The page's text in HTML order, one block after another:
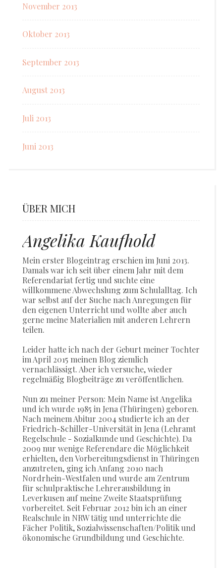
November 2013
Oktober 2013
September 2013
August 2013
Juli 2013
Juni 2013
ÜBER MICH
Angelika Kaufhold
Mein erster Blogeintrag erschien im Juni 2013.
Damals war ich seit über einem Jahr mit dem
Referendariat fertig und suchte eine
willkommene Abwechslung zum Schulalltag. Ich
war selbst auf der Suche nach Anregungen für
den eigenen Unterricht und wollte aber auch
gerne meine Materialien mit anderen Lehrern
teilen.
Leider hatte ich nach der Geburt meiner Tochter
im April 2015 meinen Blog ziemlich
vernachlässigt. Aber ich versuche, wieder
regelmäßig Blogbeiträge zu veröffentlichen.
Nun zu meiner Person: Mein Name ist Angelika
und ich wurde 1985 in Jena (Thüringen) geboren.
Nach meinem Abitur 2004 studierte ich an der
Friedrich-Schiller-Universität in Jena (Lehramt
Regelschule - Sozialkunde und Geschichte). Da
2009 nur wenige Referendare die Möglichkeit
erhielten, den Vorbereitungsdienst in Thüringen
anzutreten, ging ich Anfang 2010 nach
Nordrhein-Westfalen und wurde am Zentrum
für schulpraktische Lehrerausbildung in
Leverkusen auf meine Zweite Staatsprüfung
vorbereitet. Seit Februar 2012 bin ich an einer
Realschule in NRW tätig und unterrichte die
Fächer Politik, Sozialwissenschaften/Politik und
ökonomische Grundbildung und Geschichte.